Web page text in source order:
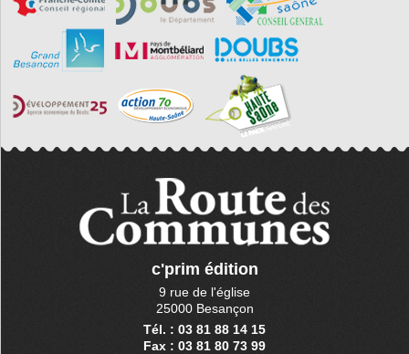
c'prim édition
9 rue de l'église
25000 Besançon
Tél. : 03 81 88 14 15
Fax : 03 81 80 73 99